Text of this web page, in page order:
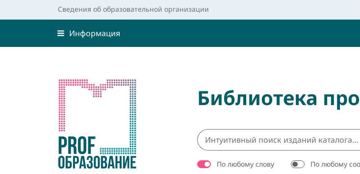
Сведения об образовательной организации
Информация
Библиотека
По любому слову По любому